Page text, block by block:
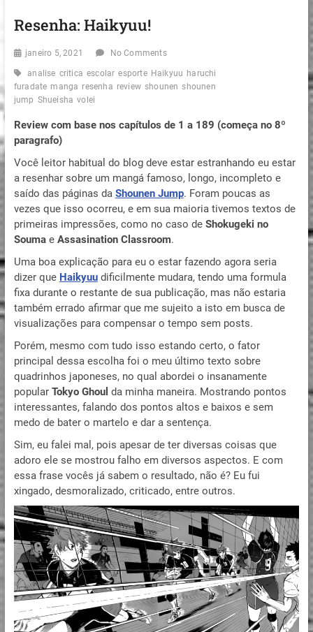
Resenha: Haikyuu!
janeiro 5, 2021 No Comments
analise critica escolar esporte Haikyuu haruchi
furadate manga resenha review shounen shounen
jump Shueisha volei
Review com base nos capítulos de 1 a 189 (começa no 8º
paragrafo)
Você leitor habitual do blog deve estar estranhando eu estar
a resenhar sobre um mangá famoso, longo, incompleto e
saído das páginas da Shounen Jump. Foram poucas as
vezes que isso ocorreu, e em sua maioria tivemos textos de
primeiras impressões, como no caso de Shokugeki no
Soumae Assasination Classroom.
Uma boa explicação para eu o estar fazendo agora seria
dizer que Haikyuu dificilmente mudara, tendo uma formula
fixa durante o restante de sua publicação, mas não estaria
também errado afirmar que me sujeito a isto em busca de
visualizações para compensar o tempo sem posts.
Porém, mesmo com tudo isso estando certo, o fator
principal dessa escolha foi o meu último texto sobre
quadrinhos japoneses, no qual abordei o insanamente
popular Tokyo Ghoul da minha maneira. Mostrando pontos
interessantes, falando dos pontos altos e baixos e sem
medo de bater o martelo e dar a sentença.
Sim, eu falei mal, pois apesar de ter diversas coisas que
adoro ele se mostrou falho em diversos aspectos. E com
essa frase vocês já sabem o resultado, não é? Eu fui
xingado, desmoralizado, criticado, entre outros.